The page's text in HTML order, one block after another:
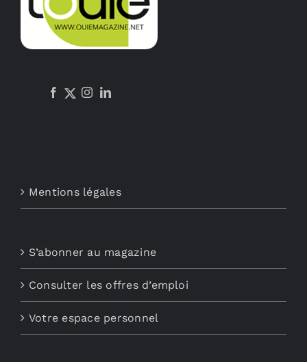
Mentions légales
S’abonner au magazine
Consulter les offres d’emploi
Votre espace personnel